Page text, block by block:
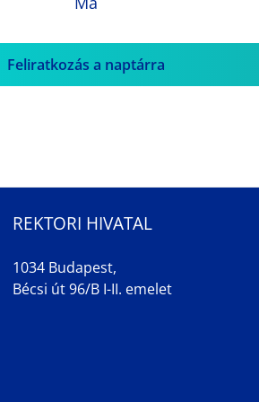
Feliratkozás a naptárra
REKTORI HIVATAL
1034 Budapest,
Bécsi út 96/B I-II. emelet